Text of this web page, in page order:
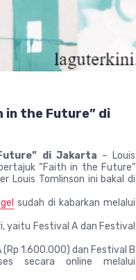
in the Future” di
di Jakarta – Louis
“Faith in the Future”
Louis Tomlinson ini bakal di
sudah di kabarkan melalui
yaitu Festival A dan Festival
1.600.000) dan Festival B
secara online melalui